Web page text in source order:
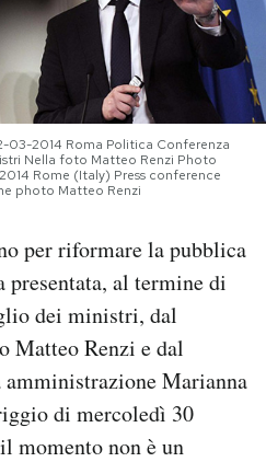
03-2014 Roma Politica Conferenza
Nella foto Matteo Renzi Photo
Rome (Italy) Press conference
photo Matteo Renzi
per riformare la pubblica
presentata, al termine di
dei ministri, dal
Matteo Renzi e dal
Marianna
di mercoledì 30
momento non è un